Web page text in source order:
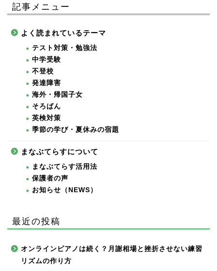
記事メニュー
よく読まれているテーマ
テスト対策・勉強法
中学受験
不登校
発達障害
海外・帰国子女
そろばん
英検対策
季節の学び・夏休みの宿題
まなぶてらすについて
まなぶてらす活用法
保護者の声
お知らせ（NEWS）
最近の投稿
オンラインピアノは続く？月謝相場と挫折させない練習
リズムの作り方